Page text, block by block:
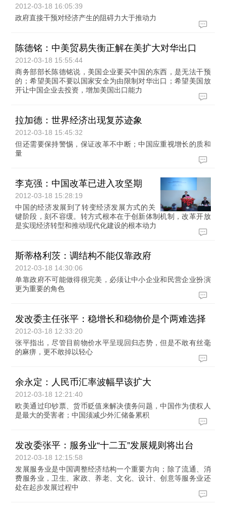
2012-03-18 16:05:39
政府直接干预对经济产生的阻碍力大于推动力
陈德铭：中美贸易失衡正解在美扩大对华出口
2012-03-18 15:55:44
商务部部长陈德铭说，美国企业要买中国的东西，是无法干预
的；希望美国不要以国家安全为由限制对华出口；希望美国放
开让中国企业去投资，增加美国出口能力
拉加德：世界经济出现复苏迹象
2012-03-18 15:45:32
但还需要保持警惕，保证改革不中断；中国应重视增长的质和
量
李克强：中国改革已进入攻坚期
2012-03-18 15:28:19
中国的经济发展到了转变经济发展方式的关
键阶段，刻不容缓。转方式根本在于创新体制机制，改革开放
是实现经济转型和推动现代化建设的根本动力
斯蒂格利茨：调结构不能仅靠政府
2012-03-18 14:30:06
单靠政府不可能做得很完美，必须让中小企业和民营企业扮演
更为重要的角色
发改委主任张平：稳增长和稳物价是个两难选择
2012-03-18 12:33:20
张平指出，尽管目前物价水平呈现回归态势，但是不敢有丝毫
的麻痹，更不敢掉以轻心
余永定：人民币汇率波幅早该扩大
2012-03-18 12:21:40
欧美通过印钞票、货币贬值来解决债务问题，中国作为债权人
是最大的受害者；中国须减少外汇储备累积
发改委张平：服务业“十二五”发展规则将出台
2012-03-18 12:15:58
发展服务业是中国调整经济结构一个重要方向；除了流通、消
费服务业，卫生、家政、养老、文化、设计、创意等服务业还
处在起步发展过程中